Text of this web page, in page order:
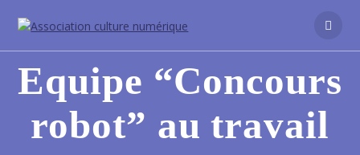
Equipe “Concours
robot” au travail